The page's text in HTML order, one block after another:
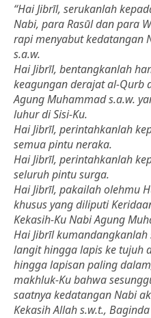
“Hai Jibrīl, serukanlah
Nabi, para Rasūl dan para
rapi menyabut kedatangan
s.a.w.
Hai Jibrīl, bentangkanlah
keagungan derajat al-Qurb
Agung Muhammad s.a.w.
luhur di Sisi-Ku.
Hai Jibrīl, perintahkanlah
semua pintu neraka.
Hai Jibrīl, perintahkanlah
seluruh pintu surga.
Hai Jibrīl, pakailah olehmu
khusus yang diliputi
Kekasih-Ku Nabi Agung
Hai Jibrīl
langit hingga lapis ke tujuh
hingga lapisan paling
makhluk-Ku bahwa
saatnya kedatangan Nabi
Kekasih Allah s.w.t.,